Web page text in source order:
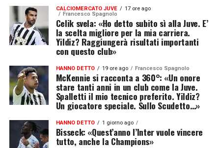
CALCIOMERCATO JUVE
17 ore ago
Francesco Spagnolo
Celik svela: «Ho detto subito sì alla Juve. E’
la scelta migliore per la mia carriera.
Yildiz? Raggiungerà risultati importanti
con questo club»
HANNO DETTO 19 ore ago Francesco Spagnolo
McKennie si racconta a 360°: «Un onore
stare tanti anni in un club come la Juve.
Spalletti il mio tecnico preferito. Yildiz?
Un giocatore speciale. Sullo Scudetto…»
HANNO DETTO 1 giorno ago
Bisseck: «Quest’anno l’Inter vuole vincere
tutto, anche la Champions»